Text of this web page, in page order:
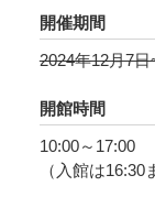
プ約30点を
ン思考を紐
また、書寫
はづき茶屋
開催期間
2024年12月7
開館時間
10:00～17:00
（入館は16:30